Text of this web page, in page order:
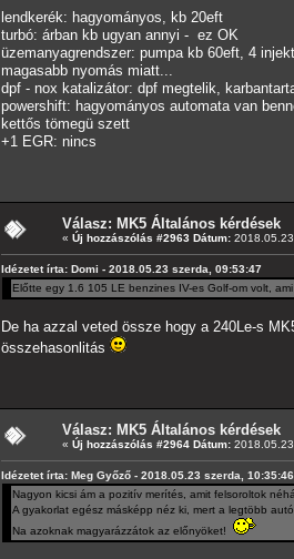
lendkerék: hagyományos, kb 20eft
turbó: árban kb ugyan annyi - ez OK
üzemanyagrendszer: pumpa kb 60eft, 4
magasabb nyomás miatt...
dpf - nox katalizátor: dpf megtelik,
powershift: hagyományos automata van
kettős tömegü szett
+1 EGR: nincs
Válasz: MK5 Általános kérdések
« Új hozzászólás #2963 Dátum:
Idézetet írta: Domi - 2018.05.23 szerda, 09:53:47
Előtte egy 1.6 105 LE benzines IV-es Golf-om volt,
De ha azzal veted össze hogy a 240Le-s
összehasonlitás
Válasz: MK5 Általános kérdések
« Új hozzászólás #2964 Dátum:
Idézetet írta: Meg Győző - 2018.05.23 szerda, 10:35:46
Nagyon kicsi ám a pozitív merítés, amit felsoroltok
A gyakorlat egész másképp néz ki, mert a legtöbb
Na azoknak magyarázzátok az előnyöket!